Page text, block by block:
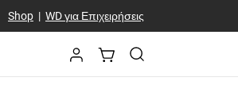
Shop| WD για Επιχειρήσεις